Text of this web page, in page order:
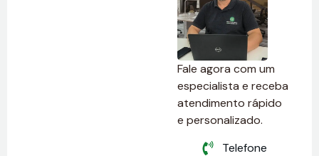
Fale agora com um
especialista e receba
atendimento rápido
e personalizado.
Telefone